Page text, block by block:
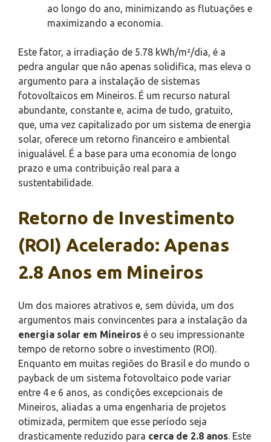
ao longo do ano, minimizando as flutuações e
maximizando a economia.
Este fator, a irradiação de 5.78 kWh/m²/dia, é a
pedra angular que não apenas solidifica, mas eleva o
argumento para a instalação de sistemas
fotovoltaicos em Mineiros. É um recurso natural
abundante, constante e, acima de tudo, gratuito,
que, uma vez capitalizado por um sistema de energia
solar, oferece um retorno financeiro e ambiental
inigualável. É a base para uma economia de longo
prazo e uma contribuição real para a
sustentabilidade.
Retorno de Investimento
(ROI) Acelerado: Apenas
2.8 Anos em Mineiros
Um dos maiores atrativos e, sem dúvida, um dos
argumentos mais convincentes para a instalação da
energia solar em Mineiros é o seu impressionante
tempo de retorno sobre o investimento (ROI).
Enquanto em muitas regiões do Brasil e do mundo o
payback de um sistema fotovoltaico pode variar
entre 4 e 6 anos, as condições excepcionais de
Mineiros, aliadas a uma engenharia de projetos
otimizada, permitem que esse período seja
drasticamente reduzido para cerca de 2.8 anos . Este